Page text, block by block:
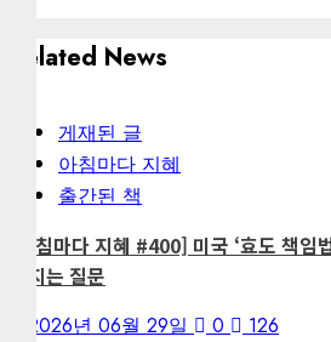
Related News
게재된 글
아침마다 지혜
출간된 책
[아침마다 지혜 #400] 미국 ‘효도 책임
던지는 질문
2026년 06월 29일 0
126